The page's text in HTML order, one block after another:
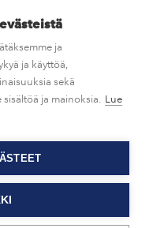
ja
ja käyttöä,
sekä
ja mainoksia. Lue